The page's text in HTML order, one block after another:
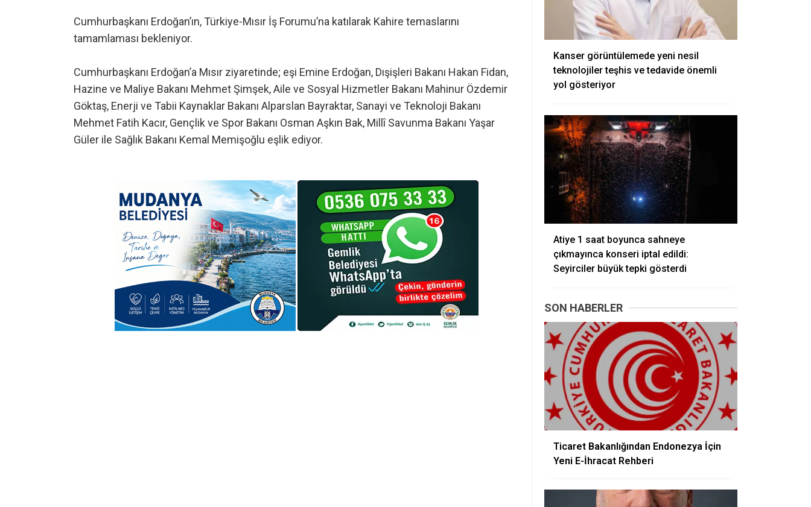
Cumhurbaşkanı Erdoğan’ın, Türkiye-Mısır İş Forumu’na katılarak Kahire temaslarını
tamamlaması bekleniyor.
Cumhurbaşkanı Erdoğan’a Mısır ziyaretinde; eşi Emine Erdoğan, Dışişleri Bakanı Hakan Fidan,
Hazine ve Maliye Bakanı Mehmet Şimşek, Aile ve Sosyal Hizmetler Bakanı Mahinur Özdemir
Göktaş, Enerji ve Tabii Kaynaklar Bakanı Alparslan Bayraktar, Sanayi ve Teknoloji Bakanı
Mehmet Fatih Kacır, Gençlik ve Spor Bakanı Osman Aşkın Bak, Millî Savunma Bakanı Yaşar
Güler ile Sağlık Bakanı Kemal Memişoğlu eşlik ediyor.
Kanser görüntülemede yeni nesil
teknolojiler teşhis ve tedavide önemli
yol gösteriyor
Atiye 1 saat boyunca sahneye
çıkmayınca konseri iptal edildi:
Seyirciler büyük tepki gösterdi
SON HABERLER
Ticaret Bakanlığından Endonezya İçin
Yeni E-İhracat Rehberi